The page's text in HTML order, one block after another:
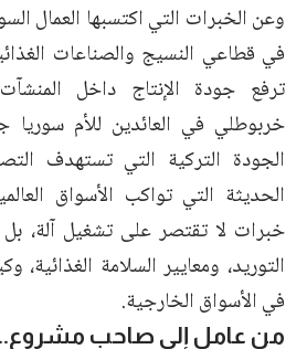
وعن الخبرات التي اكتسبها العمال
في قطاعي النسيج والصناعات
ترفع جودة الإنتاج داخل
خربوطلي في العائدين للأم سوريا
الجودة التركية التي تستهدف
الحديثة التي تواكب الأسواق
خبرات لا تقتصر على تشغيل آلة،
التوريد، ومعايير السلامة الغذائية،
في الأسواق الخارجية.
من عامل إلى صاحب مشروع..